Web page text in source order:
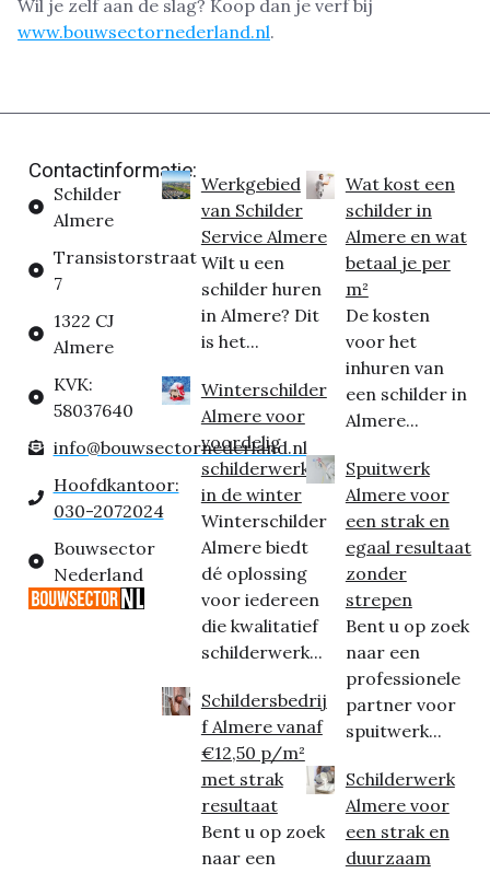
Wil je zelf aan de slag? Koop dan je verf bij
www.bouwsectornederland.nl.
Contactinformatie:
Schilder
Almere
Transistorstraat
7
1322 CJ
Almere
KVK:
58037640
info@bouwsectornederland.nl
Hoofdkantoor:
030-2072024
Bouwsector
Nederland
Werkgebied
van Schilder
Service Almere
Wilt u een
schilder huren
in Almere? Dit
is het...
Winterschilder
Almere voor
voordelig
schilderwerk
in de winter
Winterschilder
Almere biedt
dé oplossing
voor iedereen
die kwalitatief
schilderwerk...
Schildersbedrij
f Almere vanaf
€12,50 p/m²
met strak
resultaat
Bent u op zoek
naar een
Wat kost een
schilder in
Almere en wat
betaal je per
m²
De kosten
voor het
inhuren van
een schilder in
Almere...
Spuitwerk
Almere voor
een strak en
egaal resultaat
zonder
strepen
Bent u op zoek
naar een
professionele
partner voor
spuitwerk...
Schilderwerk
Almere voor
een strak en
duurzaam